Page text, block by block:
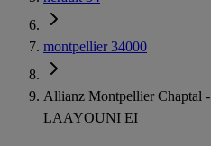
montpellier 34000
Allianz Montpellier
LAAYOUNI EI